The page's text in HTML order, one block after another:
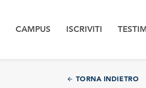
CAMPUS ISCRIVITI
TORNA INDIETRO